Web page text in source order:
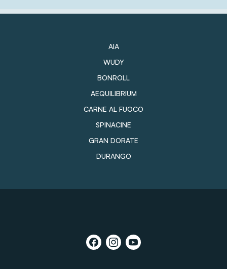
AIA
WUDY
BONROLL
AEQUILIBRIUM
CARNE AL FUOCO
SPINACINE
GRAN DORATE
DURANGO